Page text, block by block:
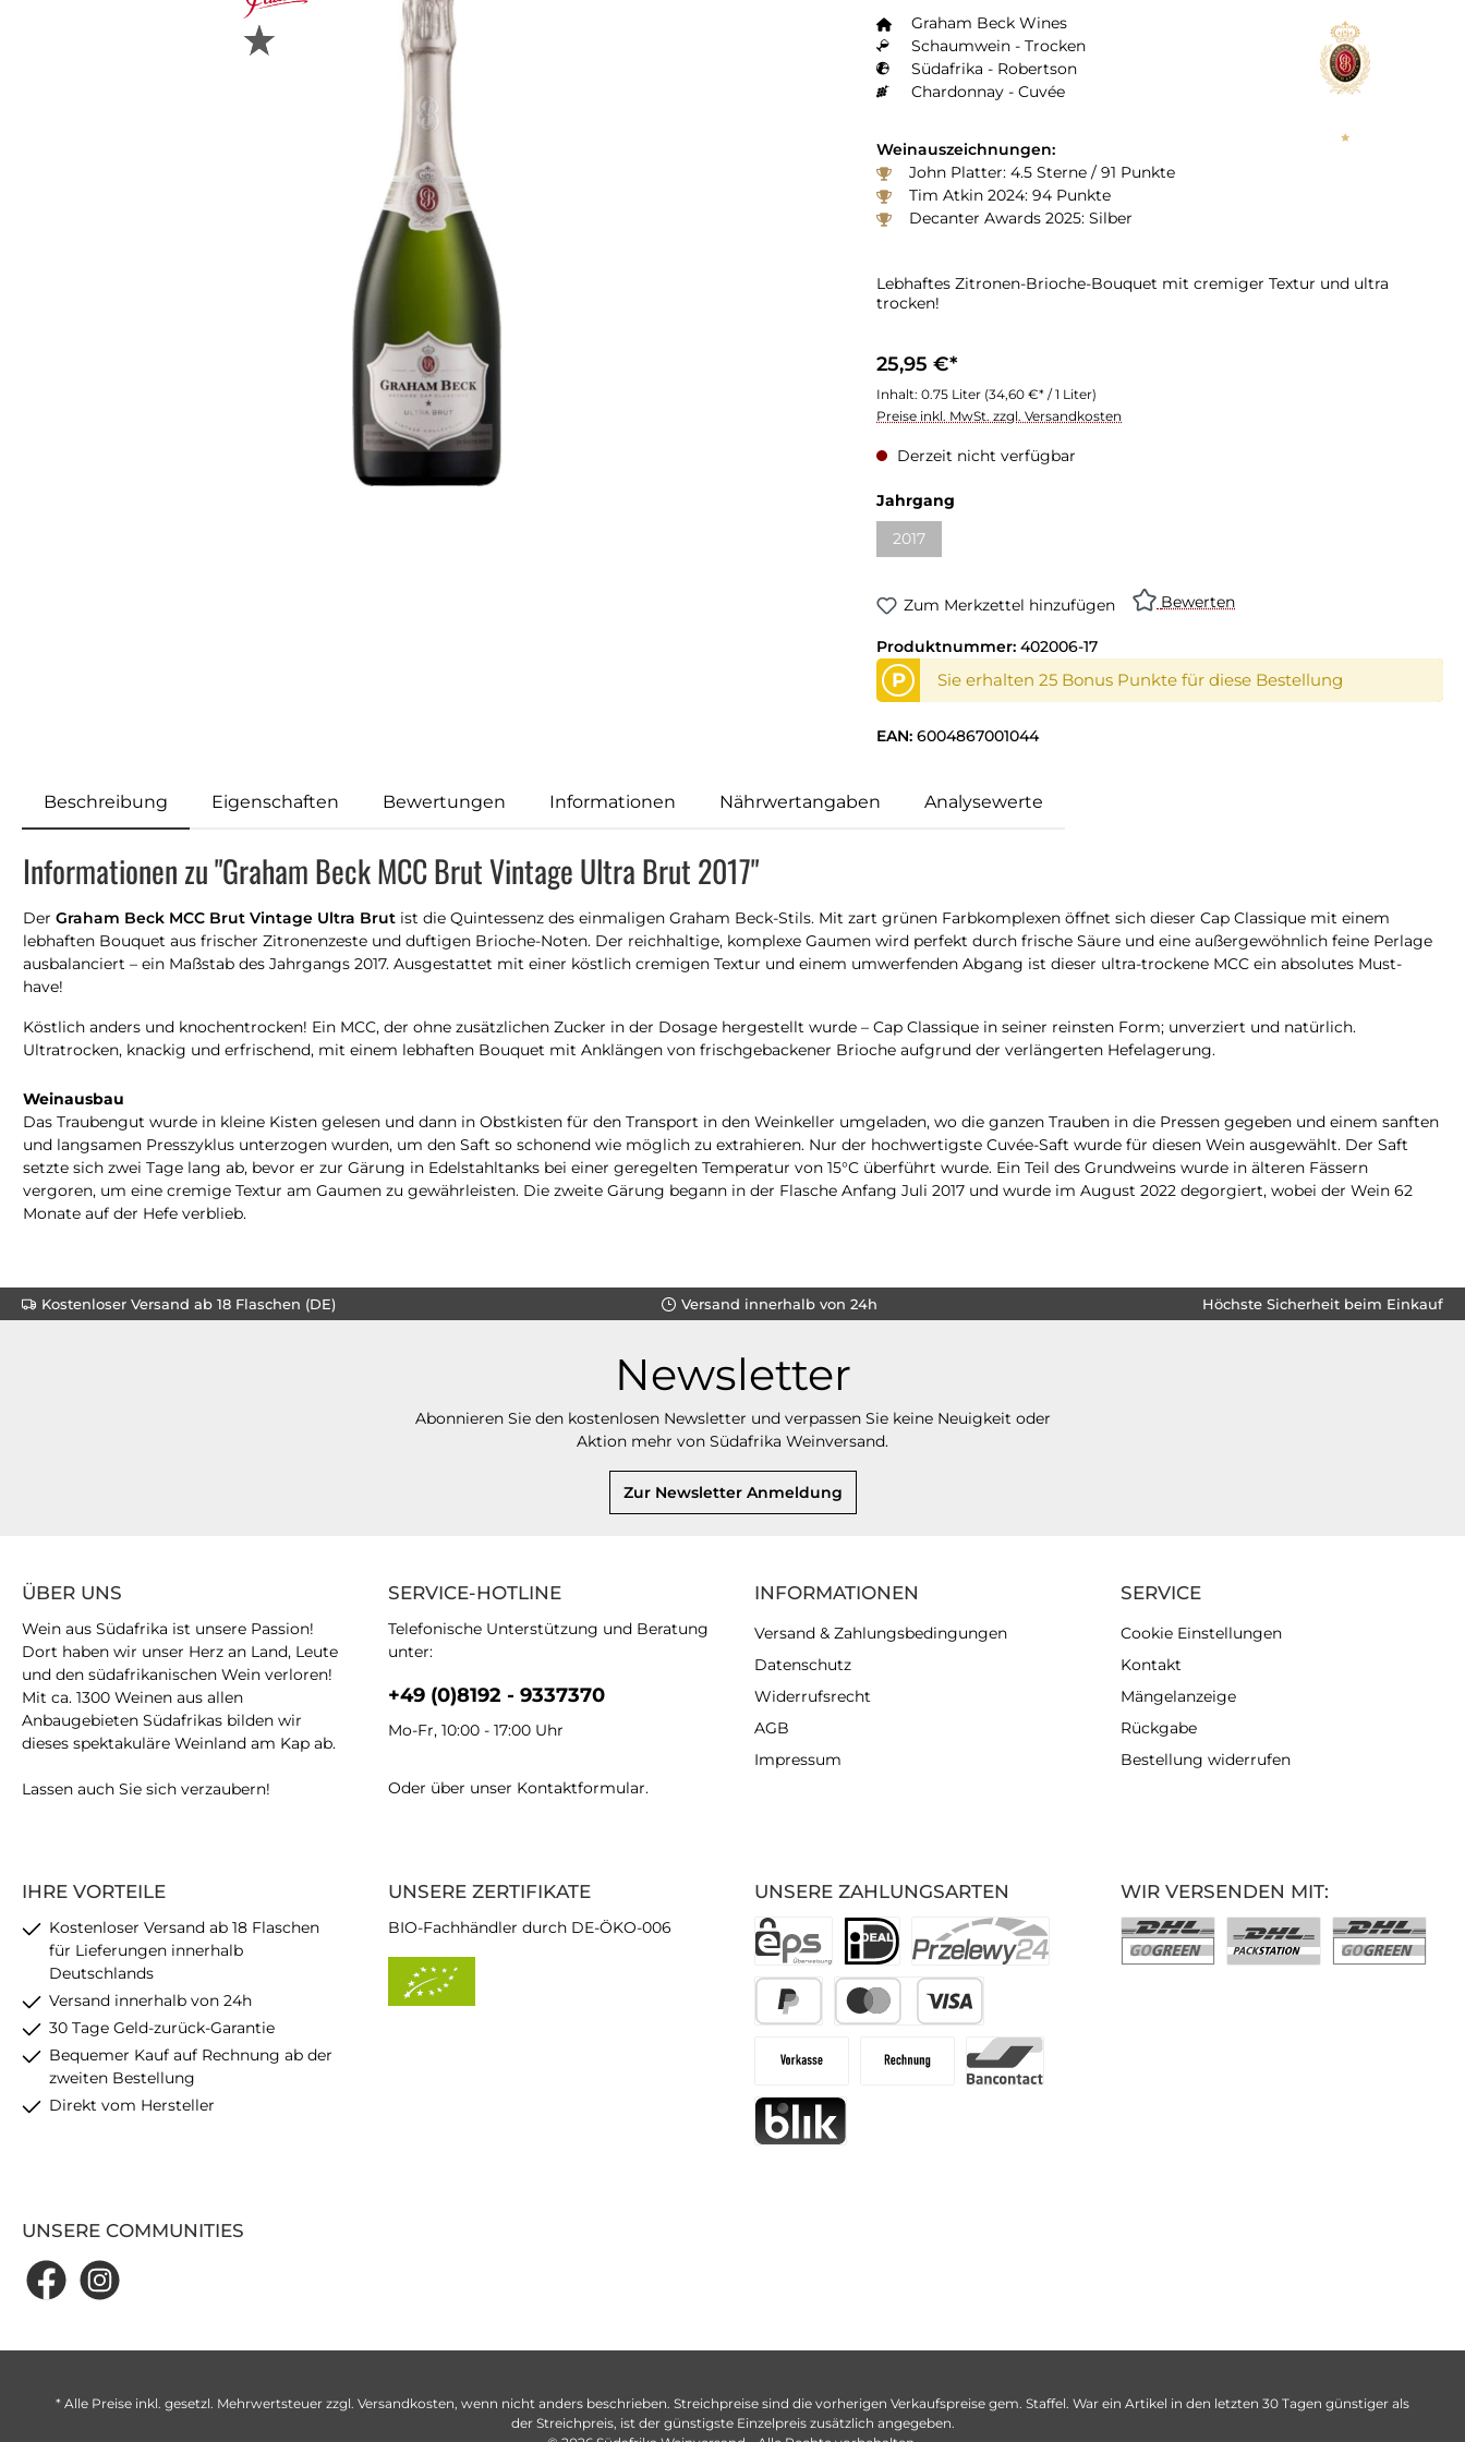
Graham Beck Wines
Schaumwein - Trocken
Südafrika - Robertson
Chardonnay - Cuvée
Weinauszeichnungen:
John Platter: 4.5 Sterne / 91 Punkte
Tim Atkin 2024: 94 Punkte
Decanter Awards 2025: Silber
Lebhaftes Zitronen-Brioche-Bouquet mit cremiger Textur und ultra
trocken!
25,95 €*
Inhalt: 0.75 Liter (34,60 €* / 1 Liter)
Preise inkl. MwSt. zzgl. Versandkosten
Derzeit nicht verfügbar
Jahrgang
2017
Zum Merkzettel hinzufügen Bewerten
Produktnummer: 402006-17
P Sie erhalten 25 Bonus Punkte für diese Bestellung
EAN: 6004867001044
Beschreibung Eigenschaften Bewertungen Informationen Nährwertangaben Analysewerte
Informationen zu "Graham Beck MCC Brut Vintage Ultra Brut 2017"
Der Graham Beck MCC Brut Vintage Ultra Brut ist die Quintessenz des einmaligen Graham Beck-Stils. Mit zart grünen Farbkomplexen öffnet sich dieser Cap Classique mit einem
lebhaften Bouquet aus frischer Zitronenzeste und duftigen Brioche-Noten. Der reichhaltige, komplexe Gaumen wird perfekt durch frische Säure und eine außergewöhnlich feine Perlage
ausbalanciert – ein Maßstab des Jahrgangs 2017. Ausgestattet mit einer köstlich cremigen Textur und einem umwerfenden Abgang ist dieser ultra-trockene MCC ein absolutes Must-
have!
Köstlich anders und knochentrocken! Ein MCC, der ohne zusätzlichen Zucker in der Dosage hergestellt wurde – Cap Classique in seiner reinsten Form; unverziert und natürlich.
Ultratrocken, knackig und erfrischend, mit einem lebhaften Bouquet mit Anklängen von frischgebackener Brioche aufgrund der verlängerten Hefelagerung.
Weinausbau
Das Traubengut wurde in kleine Kisten gelesen und dann in Obstkisten für den Transport in den Weinkeller umgeladen, wo die ganzen Trauben in die Pressen gegeben und einem sanften
und langsamen Presszyklus unterzogen wurden, um den Saft so schonend wie möglich zu extrahieren. Nur der hochwertigste Cuvée-Saft wurde für diesen Wein ausgewählt. Der Saft
setzte sich zwei Tage lang ab, bevor er zur Gärung in Edelstahltanks bei einer geregelten Temperatur von 15°C überführt wurde. Ein Teil des Grundweins wurde in älteren Fässern
vergoren, um eine cremige Textur am Gaumen zu gewährleisten. Die zweite Gärung begann in der Flasche Anfang Juli 2017 und wurde im August 2022 degorgiert, wobei der Wein 62
Monate auf der Hefe verblieb.
Kostenloser Versand ab 18 Flaschen (DE) Versand innerhalb von 24h Höchste Sicherheit beim Einkauf
Newsletter
Abonnieren Sie den kostenlosen Newsletter und verpassen Sie keine Neuigkeit oder
Aktion mehr von Südafrika Weinversand.
Zur Newsletter Anmeldung
SERVICE-HOTLINE
Telefonische Unterstützung und Beratung
unter:
+49 (0)8192 - 9337370
Mo-Fr, 10:00 - 17:00 Uhr
Oder über unser Kontaktformular.
IHRE VORTEILE
Kostenloser Versand ab 18 Flaschen
für Lieferungen innerhalb
Deutschlands
Versand innerhalb von 24h
30 Tage Geld-zurück-Garantie
Bequemer Kauf auf Rechnung ab der
zweiten Bestellung
Direkt vom Hersteller
UNSERE ZAHLUNGSARTEN
ÜBER UNS
Wein aus Südafrika ist unsere Passion!
Dort haben wir unser Herz an Land, Leute
und den südafrikanischen Wein verloren!
Mit ca. 1300 Weinen aus allen
Anbaugebieten Südafrikas bilden wir
dieses spektakuläre Weinland am Kap ab.
Lassen auch Sie sich verzaubern!
UNSERE ZERTIFIKATE
BIO-Fachhändler durch DE-ÖKO-006
INFORMATIONEN
Versand & Zahlungsbedingungen
Datenschutz
Widerrufsrecht
AGB
Impressum
SERVICE
Cookie Einstellungen
Kontakt
Mängelanzeige
Rückgabe
Bestellung widerrufen
UNSERE COMMUNITIES
WIR VERSENDEN MIT:
* Alle Preise inkl. gesetzl. Mehrwertsteuer zzgl. Versandkosten, wenn nicht anders beschrieben. Streichpreise sind die vorherigen Verkaufspreise gem. Staffel. War ein Artikel in den letzten 30 Tagen günstiger als
der Streichpreis, ist der günstigste Einzelpreis zusätzlich angegeben.